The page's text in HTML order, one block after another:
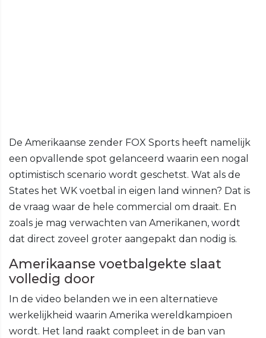
De Amerikaanse zender FOX Sports heeft namelijk
een opvallende spot gelanceerd waarin een nogal
optimistisch scenario wordt geschetst. Wat als de
States het WK voetbal in eigen land winnen? Dat is
de vraag waar de hele commercial om draait. En
zoals je mag verwachten van Amerikanen, wordt
dat direct zoveel groter aangepakt dan nodig is.
Amerikaanse voetbalgekte slaat
volledig door
In de video belanden we in een alternatieve
werkelijkheid waarin Amerika wereldkampioen
wordt. Het land raakt compleet in de ban van